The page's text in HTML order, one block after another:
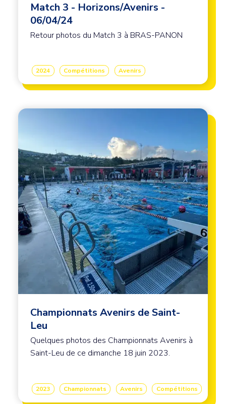
Match 3 - Horizons/Avenirs -
06/04/24
Retour photos du Match 3 à BRAS-PANON
2024 Compétitions Avenirs
Image principale
Image
Championnats Avenirs de Saint-
Leu
Quelques photos des Championnats Avenirs à
Saint-Leu de ce dimanche 18 juin 2023.
2023 Championnats Avenirs Compétitions